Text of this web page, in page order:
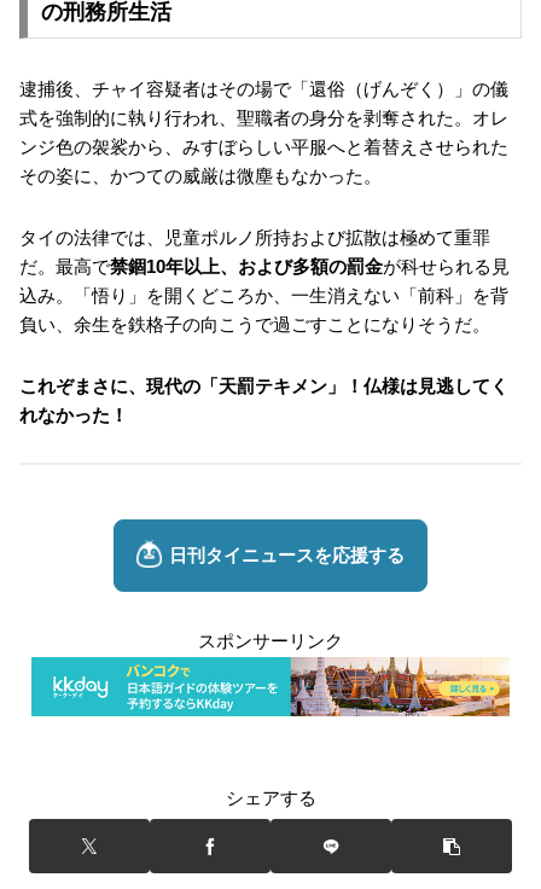
の刑務所生活
逮捕後、チャイ容疑者はその場で「還俗（げんぞく）」の儀
式を強制的に執り行われ、聖職者の身分を剥奪された。オレ
ンジ色の袈裟から、みすぼらしい平服へと着替えさせられた
その姿に、かつての威厳は微塵もなかった。
タイの法律では、児童ポルノ所持および拡散は極めて重罪
だ。最高で禁錮10年以上、および多額の罰金が科せられる見
込み。「悟り」を開くどころか、一生消えない「前科」を背
負い、余生を鉄格子の向こうで過ごすことになりそうだ。
これぞまさに、現代の「天罰テキメン」！仏様は見逃してく
れなかった！
スポンサーリンク
シェアする